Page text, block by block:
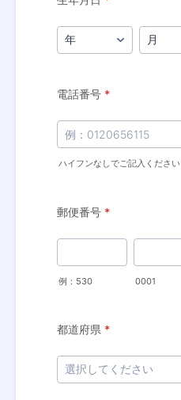
電話番号 *
ハイフンなしでご記入ください
郵便番号 *
例：530 0001
都道府県 *